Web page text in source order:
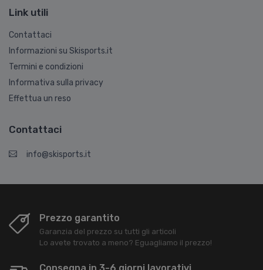
Link utili
Contattaci
Informazioni su Skisports.it
Termini e condizioni
Informativa sulla privacy
Effettua un reso
Contattaci
info@skisports.it
Prezzo garantito
Garanzia del prezzo su tutti gli articoli
Lo avete trovato a meno? Eguagliamo il prezzo!